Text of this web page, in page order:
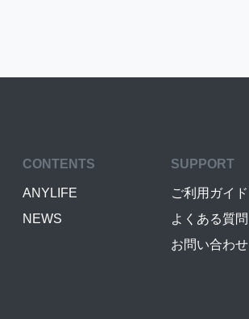
CONTENTS
ANYLIFE
NEWS
SUPPORT
ご利用ガイド
よくある質問
お問い合わせ